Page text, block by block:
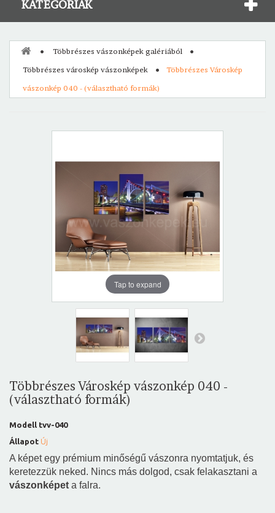
KATEGÓRIÁK
Többrészes vászonképek galériából
Többrészes városkép vászonképek
Többrészes Városkép
vászonkép 040 - (választható formák)
Tap to expand
Többrészes Városkép vászonkép 040 -
(választható formák)
Modell tvv-040
Állapot Új
A képet egy prémium minőségű vászonra nyomtatjuk, és
keretezzük neked. Nincs más dolgod, csak felakasztani a
vászonképet a falra.